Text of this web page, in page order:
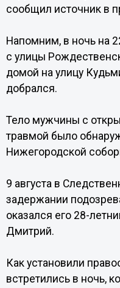
сообщил источник в
Напомним, в ночь на
с улицы
домой на улицу
добрался.
Тело мужчины с
травмой было
Нижегородской
9 августа в
задержании
оказался его 28-
Дмитрий.
Как установили
встретились в ночь,